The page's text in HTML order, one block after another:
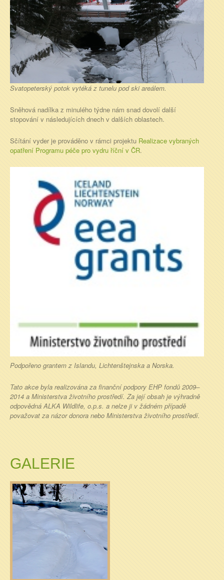
Svatopeterský potok vytéká z tunelu pod ski areálem.
Sněhová nadílka z minulého týdne nám snad dovolí další
stopování v následujících dnech v dalších oblastech.
Sčítání vyder je prováděno v rámci projektu Realizace vybraných
opatření Programu péče pro vydru říční v ČR.
Podpořeno grantem z Islandu, Lichtenštejnska a Norska.
Tato akce byla realizována za finanční podpory EHP fondů 2009–
2014 a Ministerstva životního prostředí. Za její obsah je výhradně
odpovědná ALKA Wildlife, o.p.s. a nelze ji v žádném případě
považovat za názor donora nebo Ministerstva životního prostředí.
GALERIE